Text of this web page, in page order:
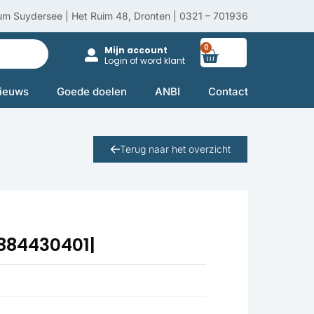
Suydersee | Het Ruim 48, Dronten | 0321 – 701936
Mijn account
Login of word klant
0
Goede doelen ANBI Contact
Terug naar het overzicht